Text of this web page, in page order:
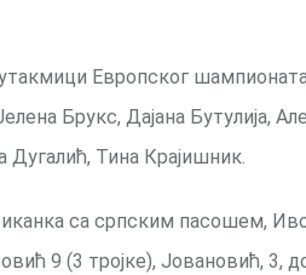
утакмици Европског
Брукс, Дајана Бутулија,
Тина Крајишник.
са српским пасошем,
9 (3 тројке), Јовановић, 3,